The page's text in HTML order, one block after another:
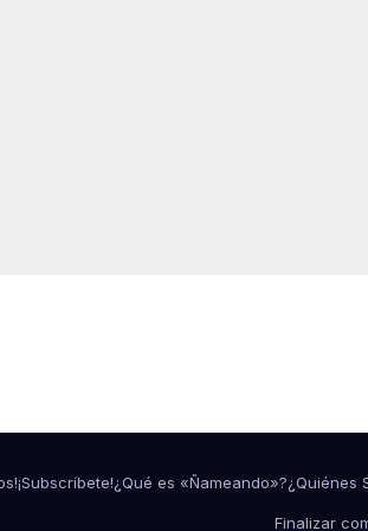
¡Subscríbete!¿Qué es «Ñameando»?¿Quiénes
Finalizar